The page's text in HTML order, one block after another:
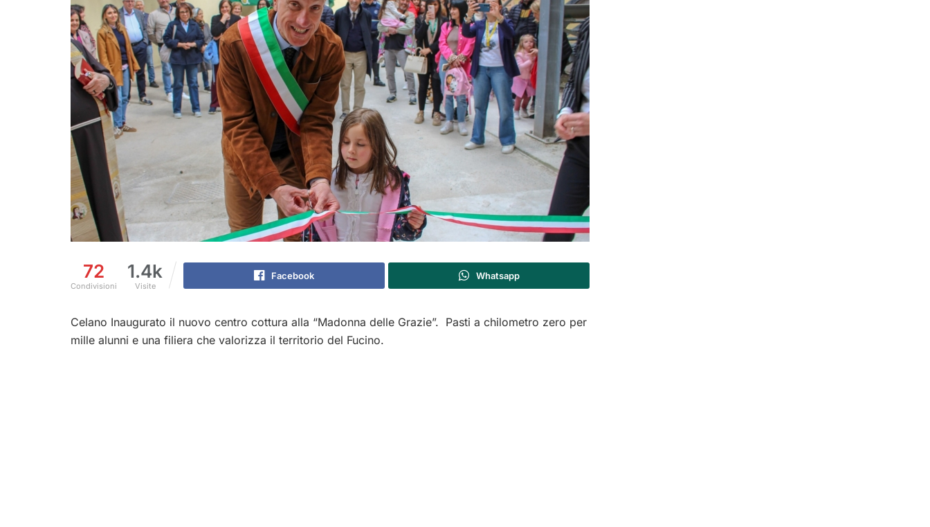
72
Condivisioni
1.4k
Visite
Facebook Whatsapp
Celano Inaugurato il nuovo centro cottura alla “Madonna delle Grazie”. Pasti a chilometro zero per
mille alunni e una filiera che valorizza il territorio del Fucino.